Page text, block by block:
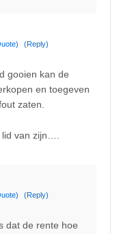
(Reply)
gooien kan de
en toegeven
zaten.
van zijn….
(Reply)
dat de rente hoe